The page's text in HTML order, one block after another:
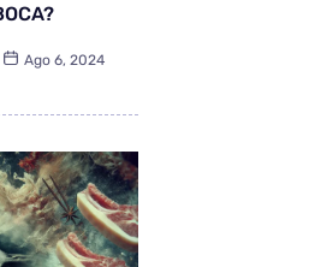
Ago 6, 2024